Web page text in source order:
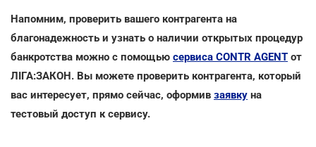
Напомним, проверить вашего контрагента на
благонадежность и узнать о наличии открытых процедур
банкротства можно с помощью сервиса CONTR AGENT от
ЛІГА:ЗАКОН. Вы можете проверить контрагента, который
вас интересует, прямо сейчас, оформив заявку на
тестовый доступ к сервису.